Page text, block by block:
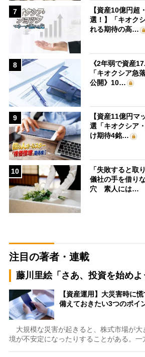
7
【資産10億円超
選！】「キオク
れる期待の高…
8
《2年弱で資産
「キオクシア急
公開》10…
9
【資産11億円マ
選「キオクシア
け期待4銘…
10
「失敗すると取
儀社の手を借り
穴 素人には…
注目の著者・連載
藤川里絵「さあ、投資を始めよ
【資産運用】大災害時に
備えておきたい3つのポイ
大規模な災害が起きると、株式市場が大
境が不安定になったりすることがある。一